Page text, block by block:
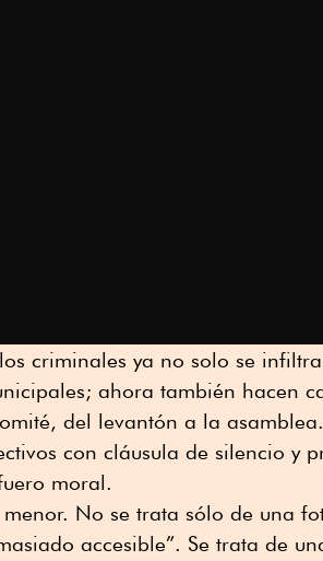
criminales ya no solo se
ahora también hacen
del levantón a la
con cláusula de silencio y
moral.
menor. No se trata sólo de una
accesible”. Se trata de